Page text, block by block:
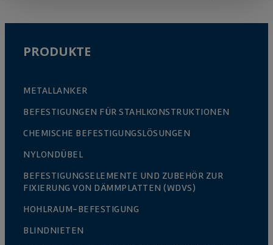
PRODUKTE
METALLANKER
BEFESTIGUNGEN FÜR STAHLKONSTRUKTIONEN
CHEMISCHE BEFESTIGUNGSLÖSUNGEN
NYLONDÜBEL
BEFESTIGUNGSELEMENTE UND ZUBEHÖR ZUR
FIXIERUNG VON DÄMMPLATTEN (WDVS)
HOHLRAUM-BEFESTIGUNG
BLINDNIETEN